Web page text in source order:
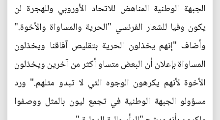
الجبهة الوطنية المناهض للاتحاد الأوروبي وللهجرة لن
يكون وفيا للشعار الفرنسي "الحرية والمساواة والأخوة."
وأضاف "إنهم يخذلون الحرية بتقليص آفاقنا ويخذلون
المساواة بإعلان أن البعض متساو أكثر من آخرين ويخذلون
الأخوة لأنهم يكرهون الوجوه التي لا تبدو مثلهم." ورد
مسؤولو الجبهة الوطنية في تجمع ليون بالمثل ووصفوا